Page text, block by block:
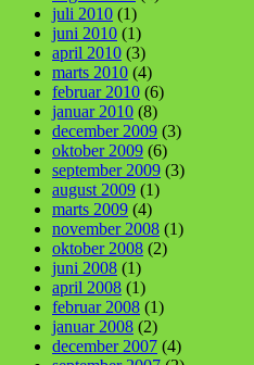
juli 2010 (1)
juni 2010 (1)
april 2010 (3)
marts 2010 (4)
februar 2010 (6)
januar 2010 (8)
december 2009 (3)
oktober 2009 (6)
september 2009 (3)
august 2009 (1)
marts 2009 (4)
november 2008 (1)
oktober 2008 (2)
juni 2008 (1)
april 2008 (1)
februar 2008 (1)
januar 2008 (2)
december 2007 (4)